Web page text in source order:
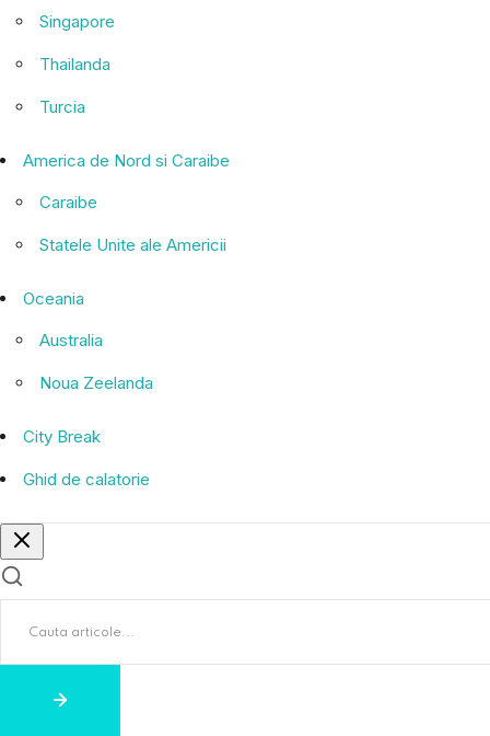
Singapore
Thailanda
Turcia
America de Nord si Caraibe
Caraibe
Statele Unite ale Americii
Oceania
Australia
Noua Zeelanda
City Break
Ghid de calatorie